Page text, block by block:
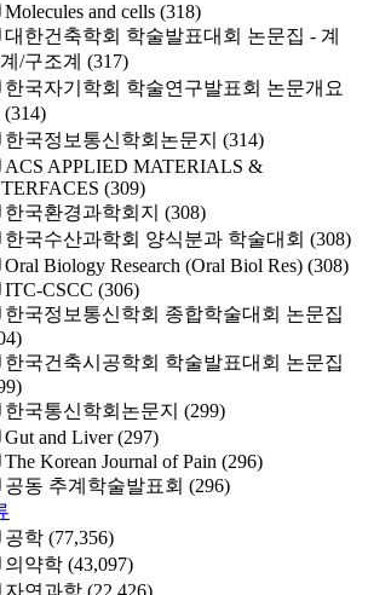
Molecules and cells (318)
대한건축학회 학술발표대회 논문집 - 계
/구조계 (317)
한국자기학회 학술연구발표회 논문개요
(314)
한국정보통신학회논문지 (314)
ACS APPLIED MATERIALS &
(309)
한국환경과학회지 (308)
한국수산과학회 양식분과 학술대회 (308)
Oral Biology Research (Oral Biol Res) (308)
ITC-CSCC (306)
한국정보통신학회 종합학술대회 논문집
한국건축시공학회 학술발표대회 논문집
한국통신학회논문지 (299)
Gut and Liver (297)
The Korean Journal of Pain (296)
공동 추계학술발표회 (296)
공학 (77,356)
의약학 (43,097)
자연과학 (22,426)